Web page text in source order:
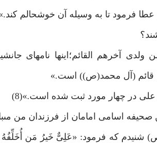
فرمود تا به وسيله آن خوشحالم
آخرهم القائم؛اينها نامهاى
قائم (آل محمد(ص)) است.»
در چهار مورد ثبت شده است.»(8)
كه فرمود: «عَلِىٌّ خَيرُ مَن أُخَلِّفُهُ